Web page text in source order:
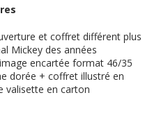
et coffret différent plus
Mickey des années
encartée format 46/35
dorée + coffret illustré en
valisette en carton